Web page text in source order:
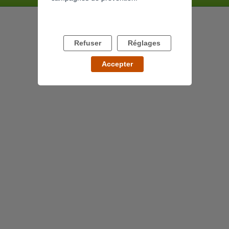
Refuser Réglages
Accepter